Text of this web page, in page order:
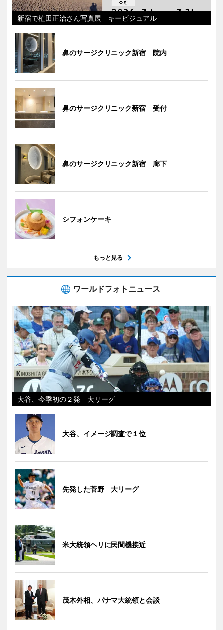
新宿で植田正治さん写真展 キービジュアル
鼻のサージクリニック新宿 院内
鼻のサージクリニック新宿 受付
鼻のサージクリニック新宿 廊下
シフォンケーキ
もっと見る
ワールドフォトニュース
大谷、今季初の２発 大リーグ
大谷、イメージ調査で１位
先発した菅野 大リーグ
米大統領ヘリに民間機接近
茂木外相、パナマ大統領と会談